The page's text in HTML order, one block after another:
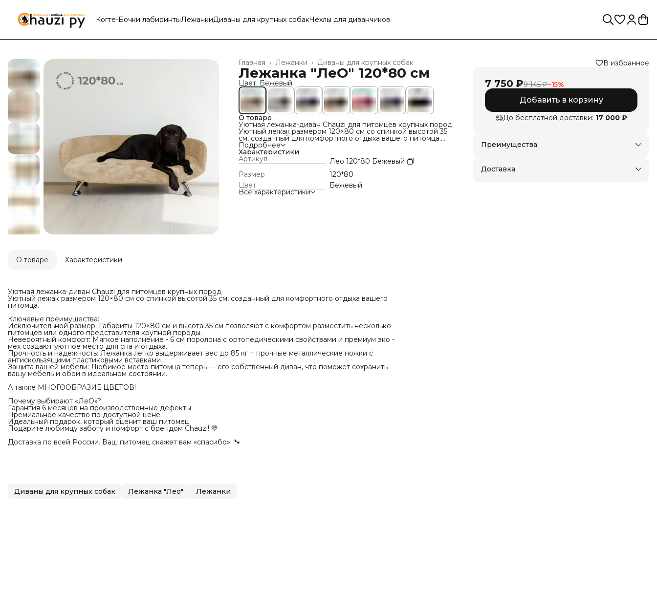
Когте-Бочки лабиринтыЛежанкиДиваны для крупных собакЧехлы для диванчиков
Диваны для крупных собак
Лежанки ›
Главная ›
Лежанка "ЛеО" 120*80 см
Цвет: Бежевый
О товаре
Уютная лежанка-диван Chauzi для питомцев крупных пород
Уютный лежак размером 120×80 см со спинкой высотой 35
см, созданный для комфортного отдыха вашего питомца.
Ключевые преимущества:
Исключительной размер: Габариты 120×80 см и высота 35
см позволяют с комфортом разместить несколько питомцев
или одного представителя крупной породы.
Невероятный комфорт: Мягкое наполнение - 6 см поролона
с ортопедическими свойствами и премиум эко - мех
создают уютное место для сна и отдыха.
Прочность и надежность: Лежанка легко выдерживает вес
Подробнее
Характеристики
Артикул
Лео 120*80 Бежевый
Размер
120*80
Цвет
Бежевый
Все характеристики
В избранное
7 750 ₽9 145 ₽−15%
Добавить в корзину
До бесплатной доставки: 17 000 ₽
Преимущества
Доставка в пункты выдачи или до двери
Доставка
О товаре Характеристики
Уютная лежанка-диван Chauzi для питомцев крупных пород
Уютный лежак размером 120×80 см со спинкой высотой 35 см, созданный для комфортного отдыха вашего
питомца.
Ключевые преимущества:
Исключительной размер: Габариты 120×80 см и высота 35 см позволяют с комфортом разместить несколько
питомцев или одного представителя крупной породы.
Невероятный комфорт: Мягкое наполнение - 6 см поролона с ортопедическими свойствами и премиум эко -
мех создают уютное место для сна и отдыха.
Прочность и надежность: Лежанка легко выдерживает вес до 85 кг + прочные металлические ножки с
антискользящими пластиковыми вставками
Защита вашей мебели: Любимое место питомца теперь — его собственный диван, что поможет сохранить
вашу мебель и обои в идеальном состоянии.
А также МНОГООБРАЗИЕ ЦВЕТОВ!
Почему выбирают «ЛеО»?
Гарантия 6 месяцев на производственные дефекты
Премиальное качество по доступной цене
Идеальный подарок, который оценит ваш питомец
Подарите любимцу заботу и комфорт с брендом Chauzi! 💛
Доставка по всей России. Ваш питомец скажет вам «спасибо»! 🐾
Диваны для крупных собак Лежанка "Лео" Лежанки